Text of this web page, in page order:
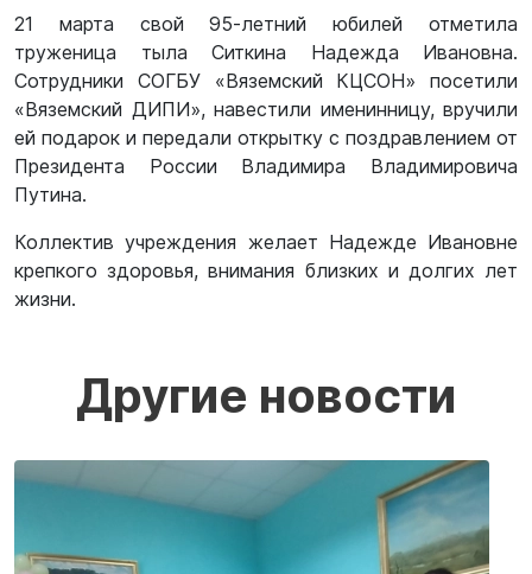
21 марта свой 95-летний юбилей отметила
труженица тыла Ситкина Надежда Ивановна.
Сотрудники СОГБУ «Вяземский КЦСОН» посетили
«Вяземский ДИПИ», навестили именинницу, вручили
ей подарок и передали открытку с поздравлением от
Президента России Владимира Владимировича
Путина.
Коллектив учреждения желает Надежде Ивановне
крепкого здоровья, внимания близких и долгих лет
жизни.
Другие новости